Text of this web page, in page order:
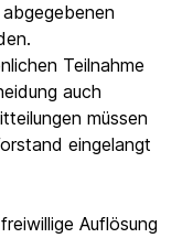
Teilnahme
auch
müssen
eingelangt
Auflösung